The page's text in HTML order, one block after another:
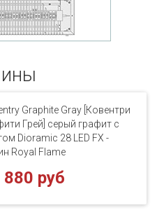
Graphite Gray [Ковентри
Грей] серый графит с
Dioramic 28 LED FX -
Royal Flame
880 руб